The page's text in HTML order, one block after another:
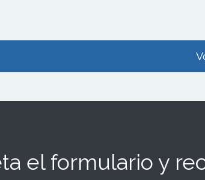
el formulario y